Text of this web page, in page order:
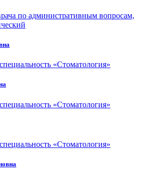
по административным вопросам,
«Стоматология»
«Стоматология»
«Стоматология»